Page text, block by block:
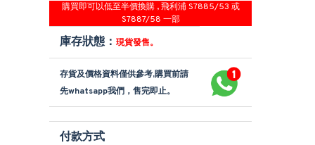
購買即可以低至半價換購 , 飛利浦 S7885/53 或
S7887/58 一部
庫存狀態： 現貨發售。
存貨及價格資料僅供參考,購買前請
先whatsapp我們，售完即止。
付款方式